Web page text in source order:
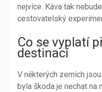
nejvíce. Káva tak
cestovatelský
Co se vyplatí
destinací
V některých zemích
byla škoda je nechat